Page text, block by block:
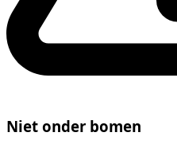
Niet onder bomen